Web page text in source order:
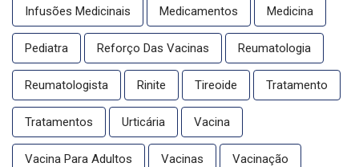
Infusões Medicinais Medicamentos Medicina
Pediatra Reforço Das Vacinas Reumatologia
Reumatologista Rinite Tireoide Tratamento
Tratamentos Urticária Vacina
Vacina Para Adultos Vacinas Vacinação